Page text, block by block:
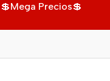
💲Mega Precios💲